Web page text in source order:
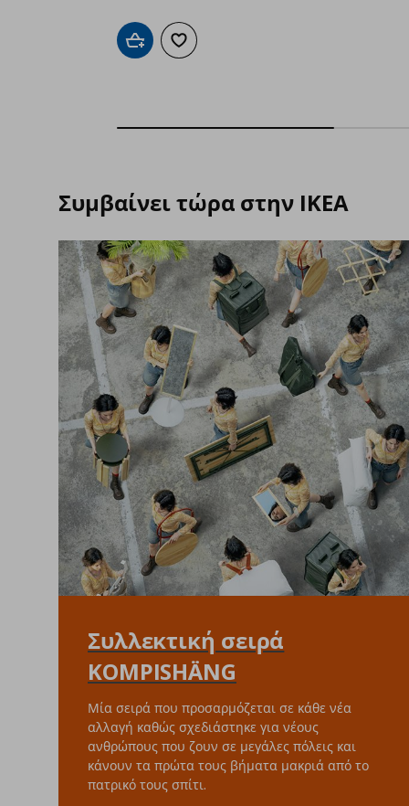
Προσθήκη στο καλάθι
Προσθήκη στα αγαπημένα
Συμβαίνει τώρα στην IKEA
Συλλεκτική σειρά
KOMPISHÄNG
Μία σειρά που προσαρμόζεται σε κάθε νέα
αλλαγή καθώς σχεδιάστηκε για νέους
ανθρώπους που ζουν σε μεγάλες πόλεις και
κάνουν τα πρώτα τους βήματα μακριά από το
πατρικό τους σπίτι.